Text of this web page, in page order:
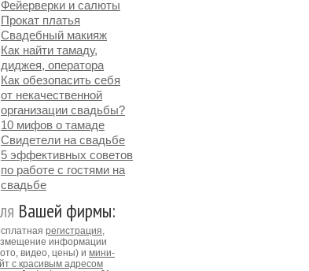
Фейерверки и салюты
Прокат платья
Свадебный макияж
Как найти тамаду,
диджея, оператора
Как обезопасить себя
от некачественной
организации свадьбы?
10 мифов о тамаде
Свидетели на свадьбе
5 эффективных советов
по работе с гостями на
свадьбе
Вашей фирмы:
регистрация,
информации
видео, цены) и мини-
с красивым адресом